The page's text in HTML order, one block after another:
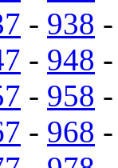
- 938 -
- 948 -
- 958 -
- 968 -